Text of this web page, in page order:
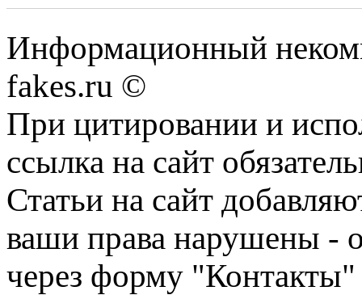
Информационный
fakes.ru ©
При цитировании и
ссылка на сайт
Статьи на сайт
ваши права нарушены -
через форму "Контакты"